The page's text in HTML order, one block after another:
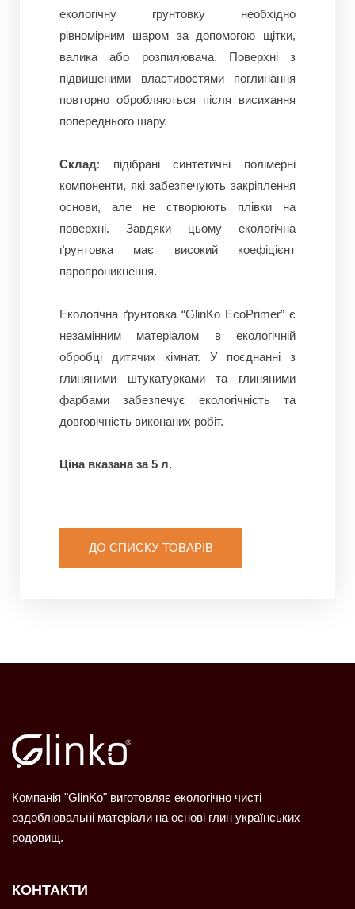
екологічну грунтовку необхідно
рівномірним шаром за допомогою щітки,
валика або розпилювача. Поверхні з
підвищеними властивостями поглинання
повторно обробляються після висихання
попереднього шару.
Склад: підібрані синтетичні полімерні
компоненти, які забезпечують закріплення
основи, але не створюють плівки на
поверхні. Завдяки цьому екологічна
ґрунтовка має високий коефіцієнт
паропроникнення.
Екологічна ґрунтовка “GlinKo EсoPrimer” є
незамінним матеріалом в екологічній
обробці дитячих кімнат. У поєднанні з
глиняними штукатурками та глиняними
фарбами забезпечує екологічність та
довговічність виконаних робіт.
Ціна вказана за 5 л.
ДО СПИСКУ ТОВАРІВ
Компанія "GlinKo" виготовляє екологічно чисті
оздоблювальні матеріали на основі глин українських
родовищ.
КОНТАКТИ